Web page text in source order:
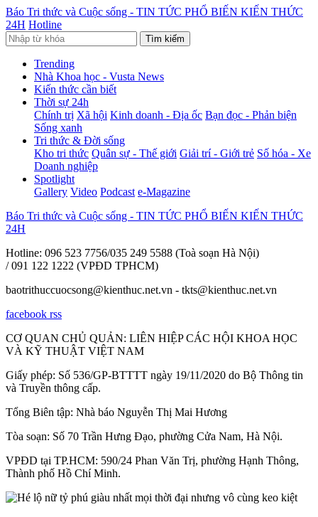
Báo Tri thức và Cuộc sống - TIN TỨC PHỔ BIẾN KIẾN THỨC
24H Hotline
Tìm kiếm
Trending
Nhà Khoa học - Vusta News
Kiến thức cần biết
Thời sự 24h
Chính trị Xã hội Kinh doanh - Địa ốc Bạn đọc - Phản biện
Sống xanh
Tri thức & Đời sống
Kho tri thức Quân sự - Thế giới Giải trí - Giới trẻ Số hóa - Xe
Doanh nghiệp
Spotlight
Gallery Video Podcast e-Magazine
Báo Tri thức và Cuộc sống - TIN TỨC PHỔ BIẾN KIẾN THỨC
24H
Hotline: 096 523 7756/035 249 5588 (Toà soạn Hà Nội)
/ 091 122 1222 (VPĐD TPHCM)
baotrithuccuocsong@kienthuc.net.vn - tkts@kienthuc.net.vn
facebook rss
CƠ QUAN CHỦ QUẢN: LIÊN HIỆP CÁC HỘI KHOA HỌC
VÀ KỸ THUẬT VIỆT NAM
Giấy phép: Số 536/GP-BTTTT ngày 19/11/2020 do Bộ Thông tin
và Truyền thông cấp.
Tổng Biên tập: Nhà báo Nguyễn Thị Mai Hương
Tòa soạn: Số 70 Trần Hưng Đạo, phường Cửa Nam, Hà Nội.
VPĐD tại TP.HCM: 590/24 Phan Văn Trị, phường Hạnh Thông,
Thành phố Hồ Chí Minh.